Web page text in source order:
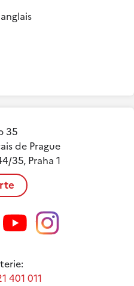
35
de Prague
35, Praha 1
401 011